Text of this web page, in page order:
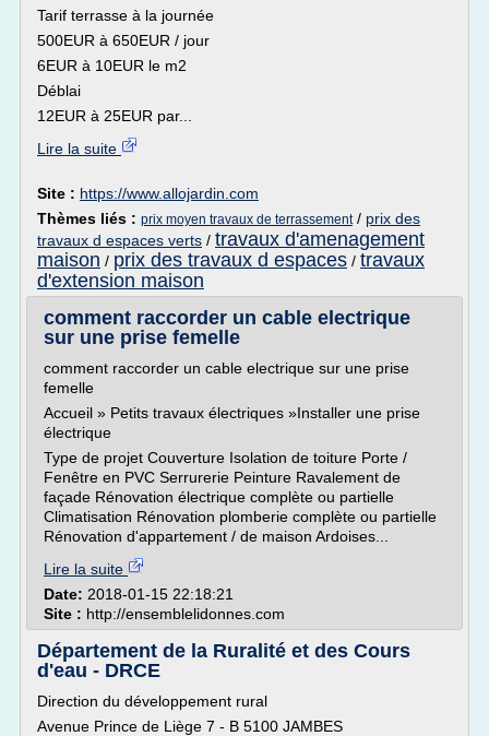
Tarif terrasse à la journée
500EUR à 650EUR / jour
6EUR à 10EUR le m2
Déblai
12EUR à 25EUR par...
Lire la suite
Site : https://www.allojardin.com
Thèmes liés : prix moyen travaux de terrassement/ prix des
travaux d espaces verts / travaux d'amenagement
maison / prix des travaux d espaces / travaux
d'extension maison
comment raccorder un cable electrique
sur une prise femelle
comment raccorder un cable electrique sur une prise
femelle
Accueil » Petits travaux électriques »Installer une prise
électrique
Type de projet Couverture Isolation de toiture Porte /
Fenêtre en PVC Serrurerie Peinture Ravalement de
façade Rénovation électrique complète ou partielle
Climatisation Rénovation plomberie complète ou partielle
Rénovation d'appartement / de maison Ardoises...
Lire la suite
Date: 2018-01-15 22:18:21
Site : http://ensemblelidonnes.com
Département de la Ruralité et des Cours
d'eau - DRCE
Direction du développement rural
Avenue Prince de Liège 7 - B 5100 JAMBES